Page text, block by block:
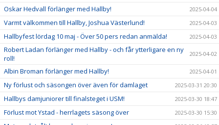
Oskar Hedvall förlänger med Hallby! 2025-04-04
Varmt välkommen till Hallby, Joshua Västerlund! 2025-04-03
Hallbyfest lördag 10 maj - Över 50 pers redan anmälda! 2025-04-03
Robert Ladan förlänger med Hallby - och får ytterligare en ny
roll!
2025-04-02
Albin Broman förlänger med Hallby! 2025-04-01
Ny förlust och säsongen över även för damlaget 2025-03-31 20:30
Hallbys damjuniorer till finalsteget i USM! 2025-03-30 18:47
Förlust mot Ystad - herrlagets säsong över 2025-03-30 15:30